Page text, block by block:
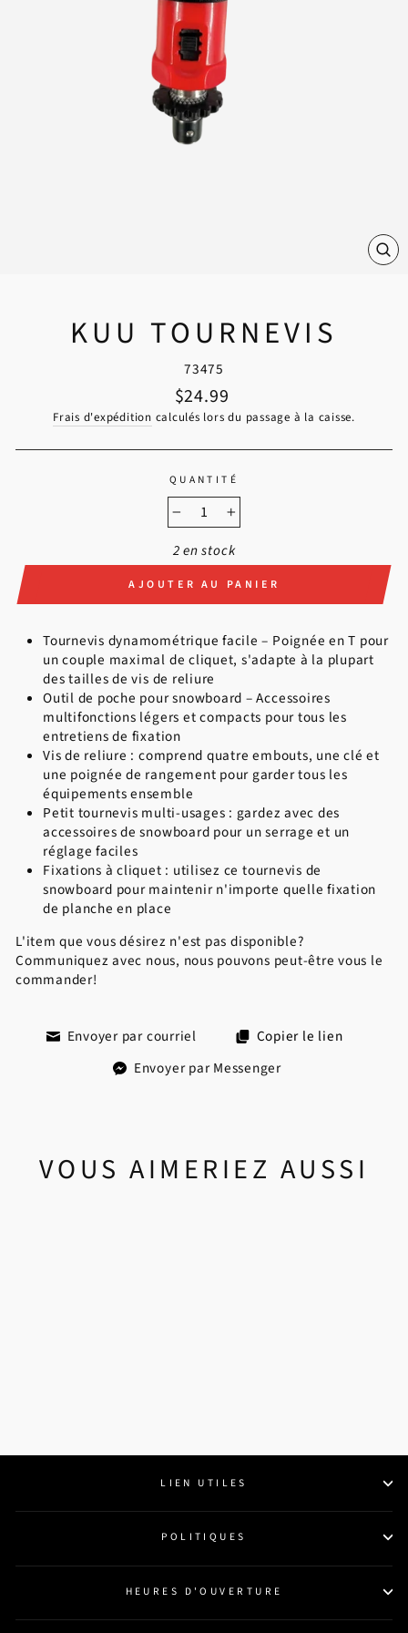
KUU TOURNEVIS
73475
Prix régulier
$24.99
Frais d'expédition calculés lors du passage à la caisse.
QUANTITÉ
−
+
2 en stock
AJOUTER AU PANIER
Tournevis dynamométrique facile – Poignée en T pour
un couple maximal de cliquet, s'adapte à la plupart
des tailles de vis de reliure
Outil de poche pour snowboard – Accessoires
multifonctions légers et compacts pour tous les
entretiens de fixation
Vis de reliure : comprend quatre embouts, une clé et
une poignée de rangement pour garder tous les
équipements ensemble
Petit tournevis multi-usages : gardez avec des
accessoires de snowboard pour un serrage et un
réglage faciles
Fixations à cliquet : utilisez ce tournevis de
snowboard pour maintenir n'importe quelle fixation
de planche en place
L'item que vous désirez n'est pas disponible?
Communiquez avec nous, nous pouvons peut-être vous le
commander!
Envoyer par courriel
Copier le lien
Envoyer par Messenger
VOUS AIMERIEZ AUSSI
LIEN UTILES
POLITIQUES
HEURES D'OUVERTURE